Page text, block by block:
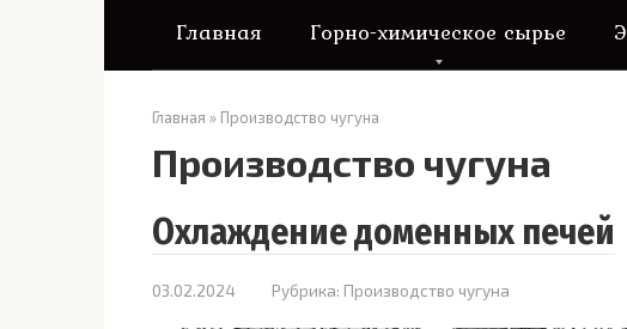
Главная Горно-химическое сырье
Главная » Производство чугуна
Производство чугуна
Охлаждение доменных печей
03.02.2024 Рубрика: Производство чугуна